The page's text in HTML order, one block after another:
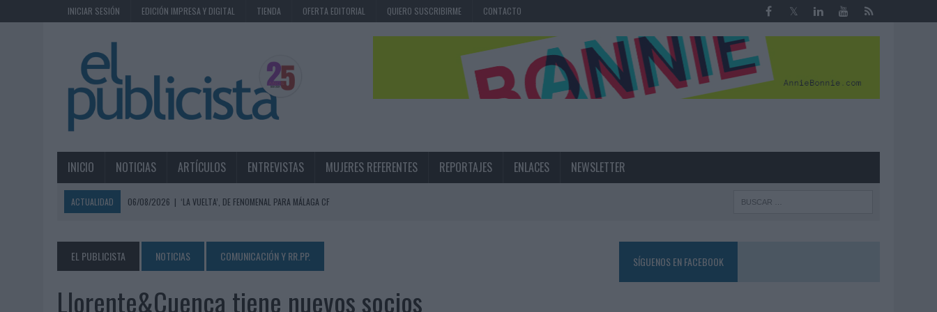
INICIAR SESIÓN EDICIÓN IMPRESA Y DIGITAL TIENDA OFERTA EDITORIAL QUIERO SUSCRIBIRME CONTACTO
INICIO NOTICIAS ARTÍCULOS ENTREVISTAS MUJERES REFERENTES REPORTAJES ENLACES NEWSLETTER
ACTUALIDAD 06/08/2026 | ‘LA VUELTA’, DE FENOMENAL PARA MÁLAGA CF
EL MERCADO PUBLICITARIO CAE UN 2,6% EN 2025, AUNQUE LOS MEDIOS CONTROLADOS MANTIENEN EL CRECIMIENTO
06/08/2026 | LA TELEVISIÓN SIGUE LIDERANDO EL CONSUMO DE MEDIOS EN VERANO Y SUPERA AL MÓVIL COMO DISPOSITIVO MÁS UTILIZADO
06/08/2026
|
EL USO DE LA IA GENERATIVA ALCANZA YA AL 62% DE LOS ESPAÑOLES
EL PUBLICISTA NOTICIAS COMUNICACIÓN Y RR.PP.
Llorente&Cuenca tiene nuevos socios
SÍGUENOS EN FACEBOOK